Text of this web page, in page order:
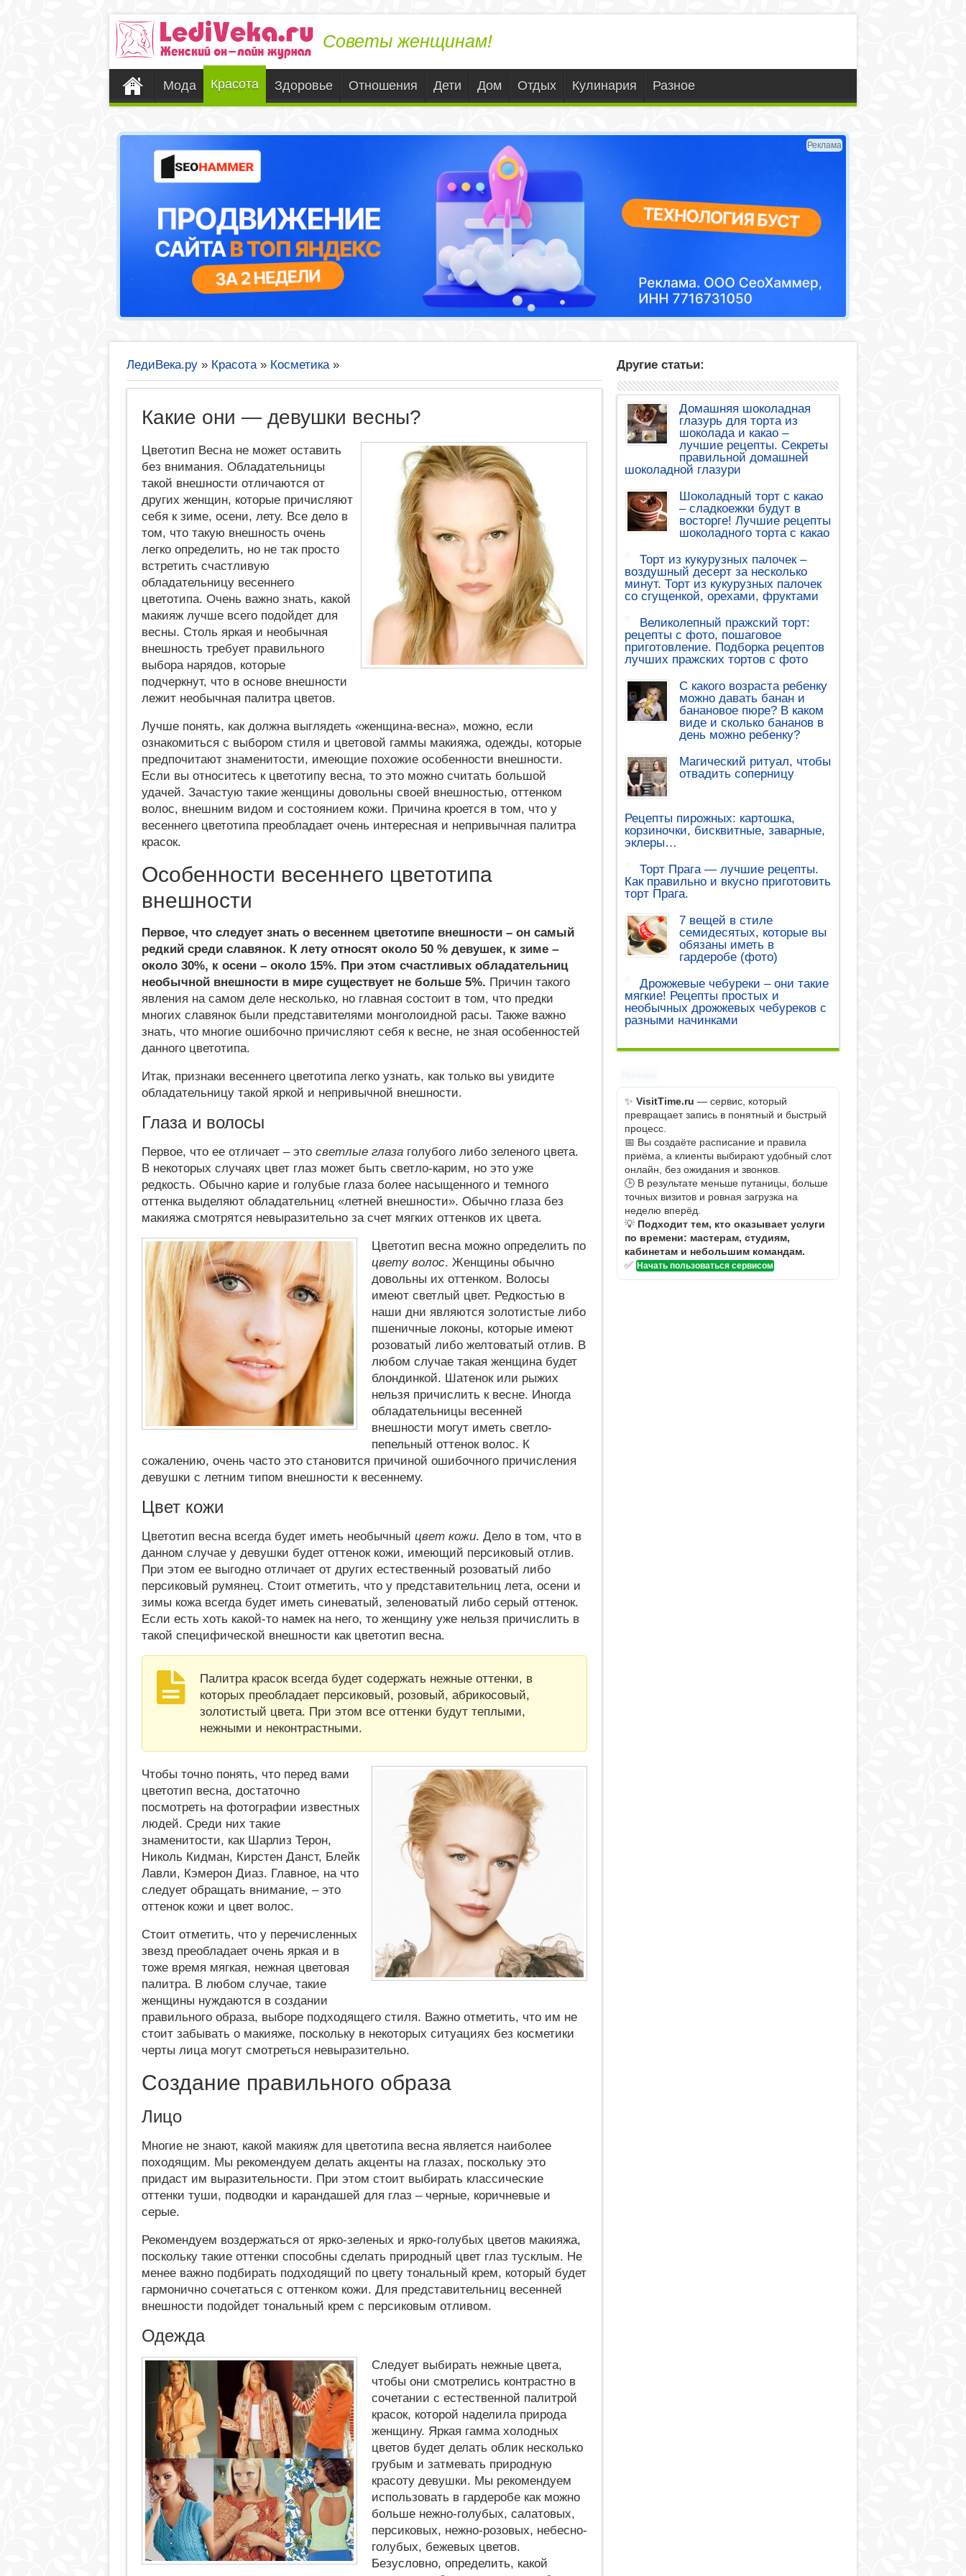
Советы женщинам!
Мода Красота Здоровье Отношения Дети Дом Отдых Кулинария Разное
Реклама
ЛедиВека.ру » Красота » Косметика »
Какие они — девушки весны?
Цветотип Весна не может оставить
без внимания. Обладательницы
такой внешности отличаются от
других женщин, которые причисляют
себя к зиме, осени, лету. Все дело в
том, что такую внешность очень
легко определить, но не так просто
встретить счастливую
обладательницу весеннего
цветотипа. Очень важно знать, какой
макияж лучше всего подойдет для
весны. Столь яркая и необычная
внешность требует правильного
выбора нарядов, которые
подчеркнут, что в основе внешности
лежит необычная палитра цветов.
Лучше понять, как должна выглядеть «женщина-весна», можно, если
ознакомиться с выбором стиля и цветовой гаммы макияжа, одежды, которые
предпочитают знаменитости, имеющие похожие особенности внешности.
Если вы относитесь к цветотипу весна, то это можно считать большой
удачей. Зачастую такие женщины довольны своей внешностью, оттенком
волос, внешним видом и состоянием кожи. Причина кроется в том, что у
весеннего цветотипа преобладает очень интересная и непривычная палитра
красок.
Особенности весеннего цветотипа
внешности
Первое, что следует знать о весеннем цветотипе внешности – он самый
редкий среди славянок. К лету относят около 50 % девушек, к зиме –
около 30%, к осени – около 15%. При этом счастливых обладательниц
необычной внешности в мире существует не больше 5%. Причин такого
явления на самом деле несколько, но главная состоит в том, что предки
многих славянок были представителями монголоидной расы. Также важно
знать, что многие ошибочно причисляют себя к весне, не зная особенностей
данного цветотипа.
Итак, признаки весеннего цветотипа легко узнать, как только вы увидите
обладательницу такой яркой и непривычной внешности.
Глаза и волосы
Первое, что ее отличает – это светлые глаза голубого либо зеленого цвета.
В некоторых случаях цвет глаз может быть светло-карим, но это уже
редкость. Обычно карие и голубые глаза более насыщенного и темного
оттенка выделяют обладательниц «летней внешности». Обычно глаза без
макияжа смотрятся невыразительно за счет мягких оттенков их цвета.
Цветотип весна можно определить по
цвету волос. Женщины обычно
довольны их оттенком. Волосы
имеют светлый цвет. Редкостью в
наши дни являются золотистые либо
пшеничные локоны, которые имеют
розоватый либо желтоватый отлив. В
любом случае такая женщина будет
блондинкой. Шатенок или рыжих
нельзя причислить к весне. Иногда
обладательницы весенней
внешности могут иметь светло-
пепельный оттенок волос. К
сожалению, очень часто это становится причиной ошибочного причисления
девушки с летним типом внешности к весеннему.
Цвет кожи
Цветотип весна всегда будет иметь необычный цвет кожи. Дело в том, что в
данном случае у девушки будет оттенок кожи, имеющий персиковый отлив.
При этом ее выгодно отличает от других естественный розоватый либо
персиковый румянец. Стоит отметить, что у представительниц лета, осени и
зимы кожа всегда будет иметь синеватый, зеленоватый либо серый оттенок.
Если есть хоть какой-то намек на него, то женщину уже нельзя причислить в
такой специфической внешности как цветотип весна.
Палитра красок всегда будет содержать нежные оттенки, в
которых преобладает персиковый, розовый, абрикосовый,
золотистый цвета. При этом все оттенки будут теплыми,
нежными и неконтрастными.
Чтобы точно понять, что перед вами
цветотип весна, достаточно
посмотреть на фотографии известных
людей. Среди них такие
знаменитости, как Шарлиз Терон,
Николь Кидман, Кирстен Данст, Блейк
Лавли, Кэмерон Диаз. Главное, на что
следует обращать внимание, – это
оттенок кожи и цвет волос.
Стоит отметить, что у перечисленных
звезд преобладает очень яркая и в
тоже время мягкая, нежная цветовая
палитра. В любом случае, такие
женщины нуждаются в создании
правильного образа, выборе подходящего стиля. Важно отметить, что им не
стоит забывать о макияже, поскольку в некоторых ситуациях без косметики
черты лица могут смотреться невыразительно.
Создание правильного образа
Лицо
Многие не знают, какой макияж для цветотипа весна является наиболее
походящим. Мы рекомендуем делать акценты на глазах, поскольку это
придаст им выразительности. При этом стоит выбирать классические
оттенки туши, подводки и карандашей для глаз – черные, коричневые и
серые.
Рекомендуем воздержаться от ярко-зеленых и ярко-голубых цветов макияжа,
поскольку такие оттенки способны сделать природный цвет глаз тусклым. Не
менее важно подбирать подходящий по цвету тональный крем, который будет
гармонично сочетаться с оттенком кожи. Для представительниц весенней
внешности подойдет тональный крем с персиковым отливом.
Одежда
Следует выбирать нежные цвета,
чтобы они смотрелись контрастно в
сочетании с естественной палитрой
красок, которой наделила природа
женщину. Яркая гамма холодных
цветов будет делать облик несколько
грубым и затмевать природную
красоту девушки. Мы рекомендуем
использовать в гардеробе как можно
больше нежно-голубых, салатовых,
персиковых, нежно-розовых, небесно-
голубых, бежевых цветов.
Безусловно, определить, какой
Другие статьи:
Домашняя шоколадная
глазурь для торта из
шоколада и какао –
лучшие рецепты. Секреты
правильной домашней
шоколадной глазури
Шоколадный торт с какао
– сладкоежки будут в
восторге! Лучшие рецепты
шоколадного торта с какао
Торт из кукурузных палочек –
воздушный десерт за несколько
минут. Торт из кукурузных палочек
со сгущенкой, орехами, фруктами
Великолепный пражский торт:
рецепты с фото, пошаговое
приготовление. Подборка рецептов
лучших пражских тортов с фото
С какого возраста ребенку
можно давать банан и
банановое пюре? В каком
виде и сколько бананов в
день можно ребенку?
Магический ритуал, чтобы
отвадить соперницу
Рецепты пирожных: картошка,
корзиночки, бисквитные, заварные,
эклеры…
Торт Прага — лучшие рецепты.
Как правильно и вкусно приготовить
торт Прага.
7 вещей в стиле
семидесятых, которые вы
обязаны иметь в
гардеробе (фото)
Дрожжевые чебуреки – они такие
мягкие! Рецепты простых и
необычных дрожжевых чебуреков с
разными начинками
✨ VisitTime.ru — сервис, который
превращает запись в понятный и быстрый
процесс.
📅 Вы создаёте расписание и правила
приёма, а клиенты выбирают удобный слот
онлайн, без ожидания и звонков.
🕒 В результате меньше путаницы, больше
точных визитов и ровная загрузка на
неделю вперёд.
💡 Подходит тем, кто оказывает услуги
по времени: мастерам, студиям,
кабинетам и небольшим командам.
✅ Начать пользоваться сервисом